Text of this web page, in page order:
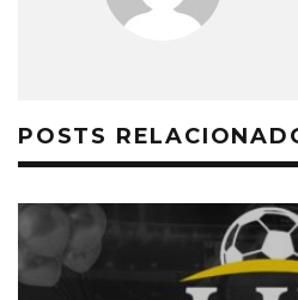
POSTS